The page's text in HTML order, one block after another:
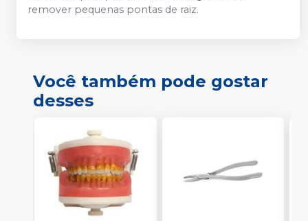
remover pequenas pontas de raiz.
Você também pode gostar
desses